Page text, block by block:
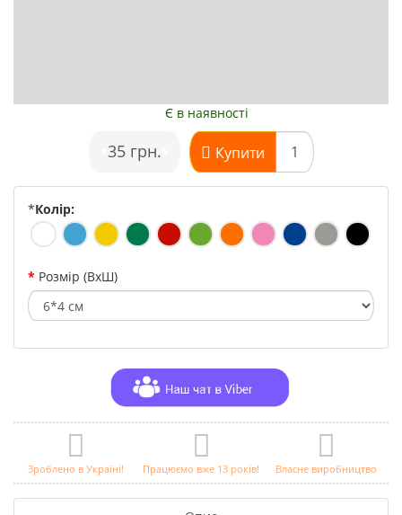
Є в наявності
35 грн. Купити
*Колір:
Розмір (ВхШ)
Зроблено в Україні! Працюємо вже 13 років! Власне виробництво